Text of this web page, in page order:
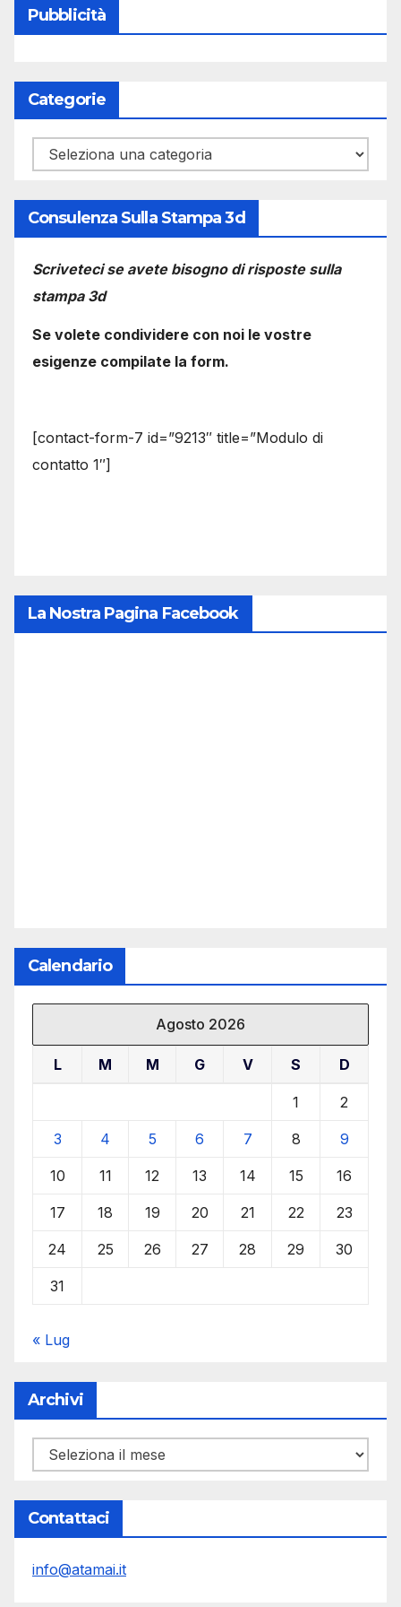
Pubblicità
Categorie
Categorie
Consulenza Sulla Stampa 3d
Scriveteci se avete bisogno di risposte sulla
stampa 3d
Se volete condividere con noi le vostre
esigenze compilate la form.
[contact-form-7 id=”9213″ title=”Modulo di
contatto 1″]
La Nostra Pagina Facebook
Calendario
Agosto 2026
L M M G V S D
1 2
3 4 5 6 7 8 9
10 11 12 13 14 15 16
17 18 19 20 21 22 23
24 25 26 27 28 29 30
31
« Lug
Archivi
Archivi
Contattaci
info@atamai.it